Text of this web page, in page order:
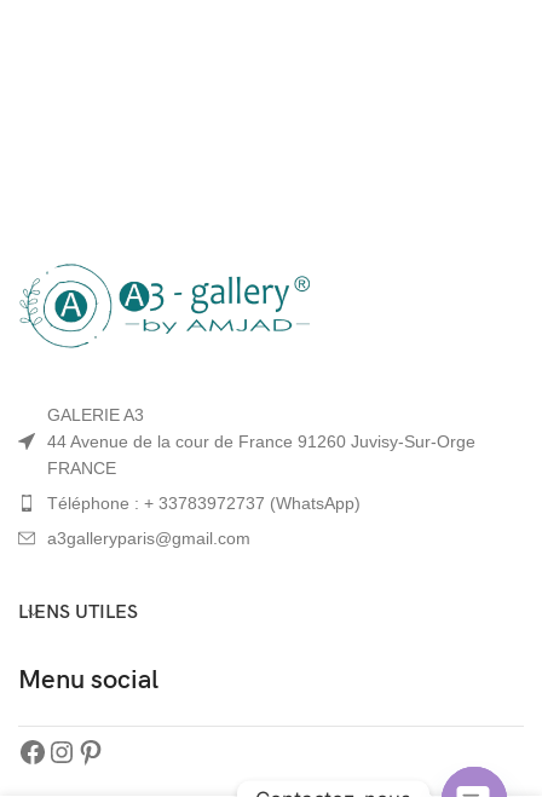
GALERIE A3
44 Avenue de la cour de France 91260 Juvisy-Sur-Orge
FRANCE
Téléphone : + 33783972737 (WhatsApp)
a3galleryparis@gmail.com
LIENS UTILES
Menu social